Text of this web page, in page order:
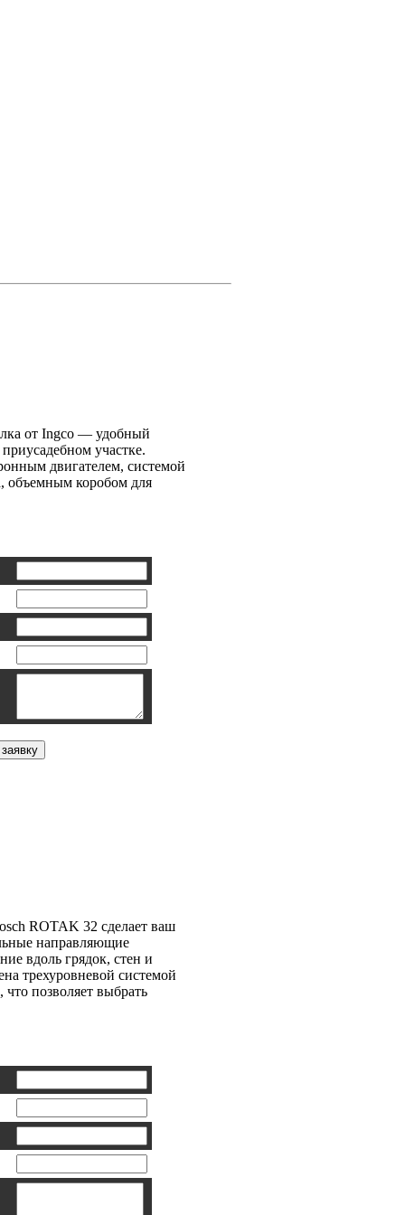
от Ingco — удобный
участке.
двигателем, системой
объемным коробом для
ROTAK 32 сделает ваш
направляющие
вдоль грядок, стен и
трехуровневой системой
позволяет выбрать